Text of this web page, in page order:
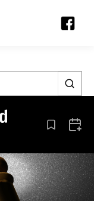
Aus den